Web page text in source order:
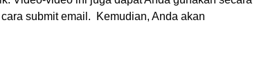
submit email. Kemudian, Anda akan